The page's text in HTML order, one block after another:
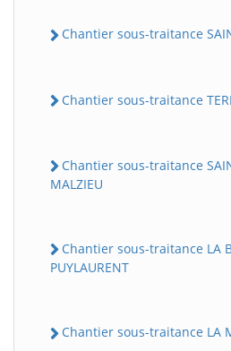
Chantier sous-traitance
Chantier sous-traitance
Chantier sous-traitance
MALZIEU
Chantier sous-traitance LA
PUYLAURENT
Chantier sous-traitance LA